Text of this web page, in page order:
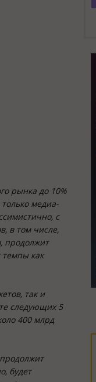
рынка до 10%
медиа-
с
в том числе,
продолжит
темпы как
так и
следующих 5
400 млрд
будет